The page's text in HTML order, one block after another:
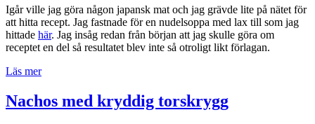
Igår ville jag göra någon japansk mat och jag grävde lite på nätet för
att hitta recept. Jag fastnade för en nudelsoppa med lax till som jag
hittade här. Jag insåg redan från början att jag skulle göra om
receptet en del så resultatet blev inte så otroligt likt förlagan.
Läs mer”Nudelsoppa
Nachos med kryddig torskrygg